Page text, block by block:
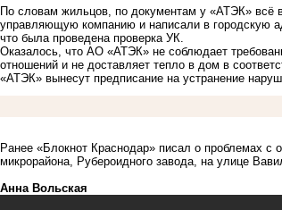
По словам жильцов, по документам у «АТЭК» всё
управляющую компанию и написали в городскую
что была проведена проверка УК.
Оказалось, что АО «АТЭК» не соблюдает
отношений и не доставляет тепло в дом в
«АТЭК» вынесут предписание на устранение
Ранее «Блокнот Краснодар» писал о проблемах с
микрорайона, Рубероидного завода, на улице
Анна Вольская